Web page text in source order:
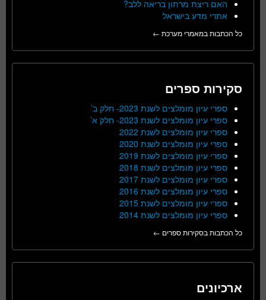
האם ריצת מרתון בריאה ללב?
אתרי מדע בישראל
כל הכתבות במאמרי מערכת ←
סקירות ספרים
ספרי עיון מומלצים לשנת 2023- חלק ב’
ספרי עיון מומלצים לשנת 2023- חלק א’
ספרי עיון מומלצים לשנת 2022
ספרי עיון מומלצים לשנת 2020
ספרי עיון מומלצים לשנת 2019
ספרי עיון מומלצים לשנת 2018
ספרי עיון מומלצים לשנת 2017
ספרי עיון מומלצים לשנת 2016
ספרי עיון מומלצים לשנת 2015
ספרי עיון מומלצים לשנת 2014
כל הכתבות בסקירות ספרים ←
ארכיונים